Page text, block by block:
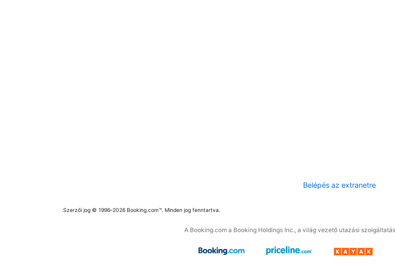
Belépés az extranetre
Szerzői jog © 1996–2026 Booking.com™. Minden jog fenntartva.
A Booking.com a Booking Holdings Inc., a világ vezető utazási